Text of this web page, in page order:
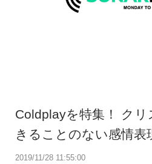
2019/11/28 11:55:00
Coldplayを特集！ ク
きることのない感情表